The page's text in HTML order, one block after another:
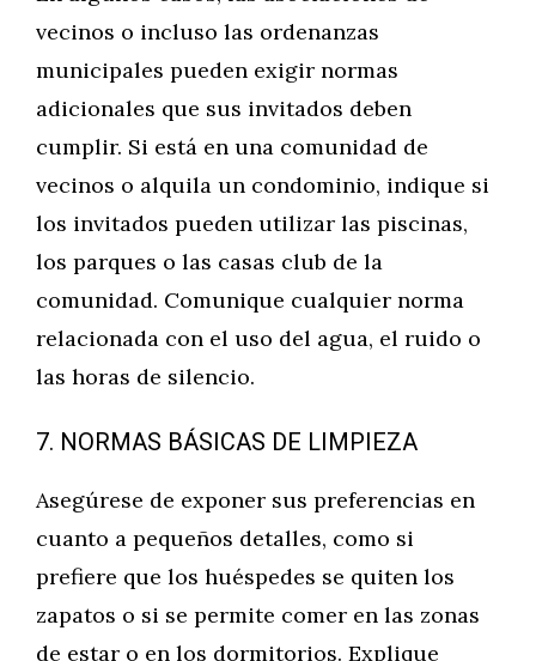
vecinos o incluso las ordenanzas
municipales pueden exigir normas
adicionales que sus invitados deben
cumplir. Si está en una comunidad de
vecinos o alquila un condominio, indique si
los invitados pueden utilizar las piscinas,
los parques o las casas club de la
comunidad. Comunique cualquier norma
relacionada con el uso del agua, el ruido o
las horas de silencio.
7. NORMAS BÁSICAS DE LIMPIEZA
Asegúrese de exponer sus preferencias en
cuanto a pequeños detalles, como si
prefiere que los huéspedes se quiten los
zapatos o si se permite comer en las zonas
de estar o en los dormitorios. Explique